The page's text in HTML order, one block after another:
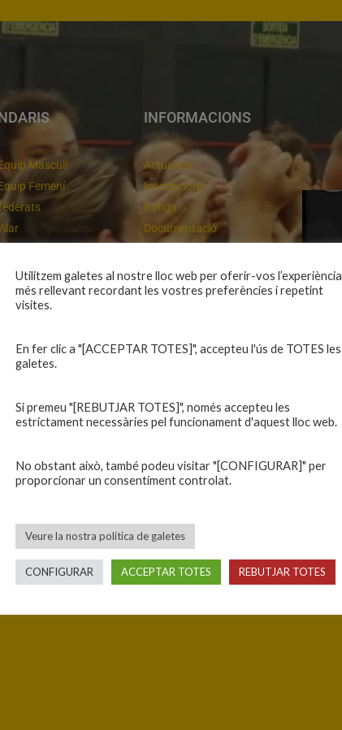
Masculí
Femení
inferiors
casa
INFORMACIONS
Actualitat
Inscripcions
Botiga
Documentació
Intranet
Contacte
Un final rodó
Utilitzem galetes al nostre lloc web per oferir-vos l’experiència
més rellevant recordant les vostres preferències i repetint
visites.
En fer clic a "[ACCEPTAR TOTES]", accepteu l'ús de TOTES les
galetes.
Si premeu "[REBUTJAR TOTES]", només accepteu les
estrictament necessàries pel funcionament d'aquest lloc web.
No obstant això, també podeu visitar "[CONFIGURAR]" per
proporcionar un consentiment controlat.
Veure la nostra política de galetes
CONFIGURAR ACCEPTAR TOTES REBUTJAR TOTES